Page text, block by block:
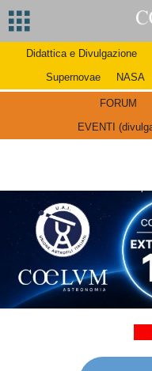
Didattica e Divulgazione
Supernovae
NASA
FORUM
EVENTI